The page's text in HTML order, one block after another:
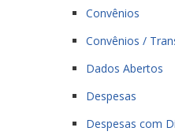
Convênios
Convênios /
Dados Abertos
Despesas
Despesas com